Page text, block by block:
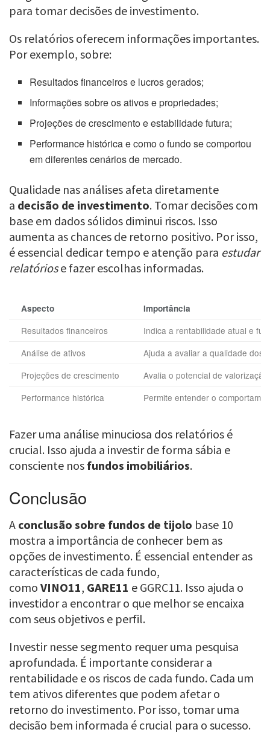
para tomar decisões de investimento.
Os relatórios oferecem informações importantes.
Por exemplo, sobre:
Resultados financeiros e lucros gerados;
Informações sobre os ativos e propriedades;
Projeções de crescimento e estabilidade futura;
Performance histórica e como o fundo se comportou
em diferentes cenários de mercado.
Qualidade nas análises afeta diretamente
a decisão de investimento. Tomar decisões com
base em dados sólidos diminui riscos. Isso
aumenta as chances de retorno positivo. Por isso,
é essencial dedicar tempo e atenção para estudar
relatóriose fazer escolhas informadas.
Aspecto Importância
Resultados financeiros
Indica a rentabilidade atual e
Análise de ativos
Ajuda a avaliar a qualidade dos
Projeções de crescimento
Avalia o potencial de
Performance histórica
Permite entender o
Fazer uma análise minuciosa dos relatórios é
crucial. Isso ajuda a investir de forma sábia e
consciente nos fundos imobiliários.
Conclusão
A conclusão sobre fundos de tijolo base 10
mostra a importância de conhecer bem as
opções de investimento. É essencial entender as
características de cada fundo,
como VINO11, GARE11 e GGRC11. Isso ajuda o
investidor a encontrar o que melhor se encaixa
com seus objetivos e perfil.
Investir nesse segmento requer uma pesquisa
aprofundada. É importante considerar a
rentabilidade e os riscos de cada fundo. Cada um
tem ativos diferentes que podem afetar o
retorno do investimento. Por isso, tomar uma
decisão bem informada é crucial para o sucesso.